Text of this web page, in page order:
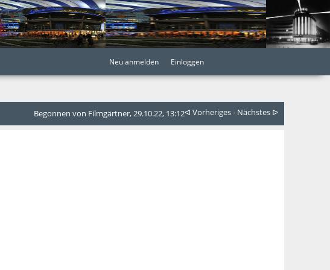
Neu anmelden Einloggen
Begonnen von Filmgärtner, 29.10.22, 13:12ᐊ Vorheriges- Nächstes ᐅ